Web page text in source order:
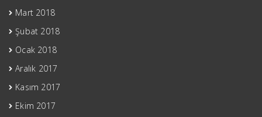
Mart 2018
Şubat 2018
Ocak 2018
Aralık 2017
Kasım 2017
Ekim 2017